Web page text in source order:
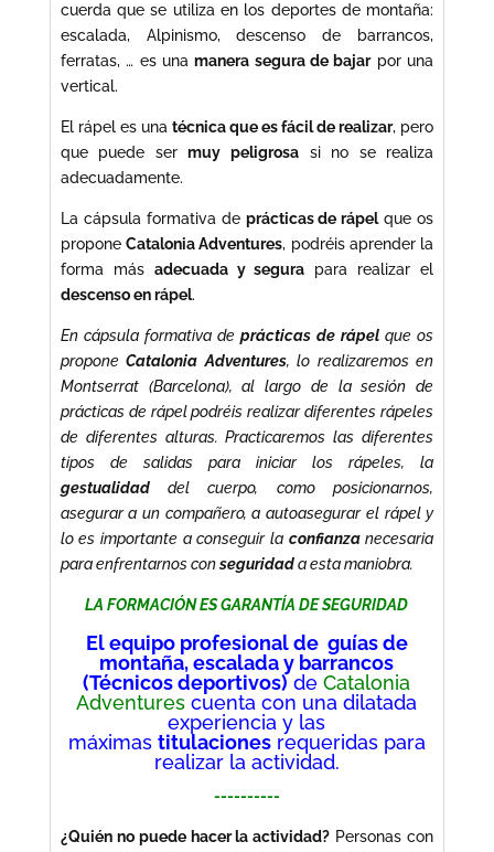
cuerda que se utiliza en los deportes de montaña:
escalada, Alpinismo, descenso de barrancos,
ferratas, … es unamanera segura de bajarpor una
vertical.
El rápel es una técnica que es fácil de realizar, pero
que puede sermuy peligrosa si no se realiza
adecuadamente.
La cápsula formativa de prácticas de rápelque os
proponeCatalonia Adventures, podréis aprender la
forma más adecuada y segura para realizar el
descenso en rápel.
En cápsula formativa de prácticas de rápel que os
proponeCatalonia Adventures, lo realizaremos en
Montserrat (Barcelona), al largo de la sesión de
prácticas de rápel podréis realizar diferentes rápeles
de diferentes alturas. Practicaremos las diferentes
tipos de salidas para iniciar los rápeles, la
gestualidaddel cuerpo, como posicionarnos,
asegurar a un compañero, a autoasegurar el rápel y
lo es importante a conseguir la confianzanecesaria
para enfrentarnos conseguridada esta maniobra.
LA FORMACIÓN ES GARANTÍA DE SEGURIDAD
El equipo profesional de guías de
montaña, escalada y barrancos
(Técnicos deportivos) deCatalonia
Adventures cuenta con una dilatada
experiencia y las
máximas titulacionesrequeridas para
realizar la actividad.
----------
¿Quién no puede hacer la actividad? Personas con